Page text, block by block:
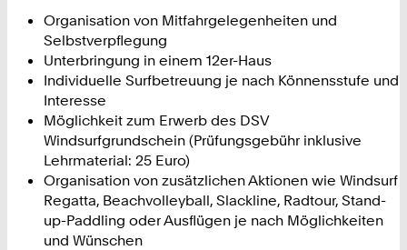
Organisation von Mitfahrgelegenheiten und
Selbstverpflegung
Unterbringung in einem 12er-Haus
Individuelle Surfbetreuung je nach Könnensstufe und
Interesse
Möglichkeit zum Erwerb des DSV
Windsurfgrundschein (Prüfungsgebühr inklusive
Lehrmaterial: 25 Euro)
Organisation von zusätzlichen Aktionen wie Windsurf
Regatta, Beachvolleyball, Slackline, Radtour, Stand-
up-Paddling oder Ausflügen je nach Möglichkeiten
und Wünschen